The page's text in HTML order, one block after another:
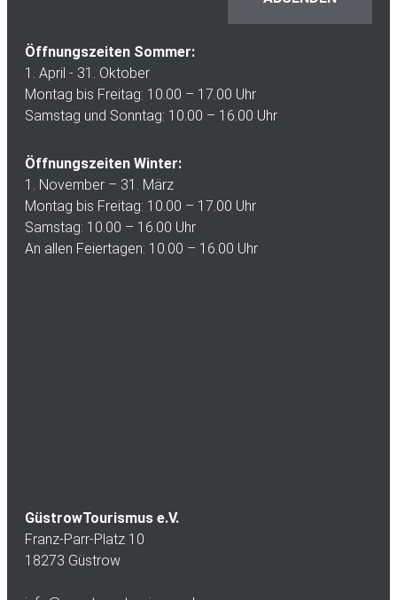
Öffnungszeiten Sommer:
1. April - 31. Oktober
Montag bis Freitag: 10.00 – 17.00 Uhr
Samstag und Sonntag: 10.00 – 16.00 Uhr
Öffnungszeiten Winter:
1. November – 31. März
Montag bis Freitag: 10.00 – 17.00 Uhr
Samstag: 10.00 – 16.00 Uhr
An allen Feiertagen: 10.00 – 16.00 Uhr
GüstrowTourismus e.V.
Franz-Parr-Platz 10
18273 Güstrow